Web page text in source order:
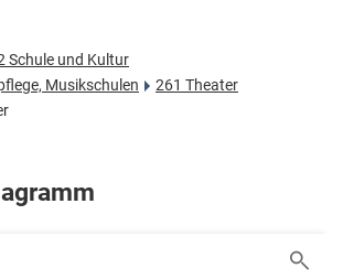
Schule und Kultur
Musikschulen
261 Theater